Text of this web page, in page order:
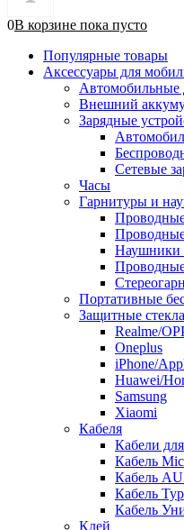
0В корзине пока пусто
Популярные товары
Аксессуары для
Автомобильные
Внешний
Зарядные
Сетевые
Часы
Гарнитуры и
Наушники
Портативные
Защитные стекла
Realme/
Oneplus
iPhone/
Huawei/
Samsung
Xiaomi
Кабеля
Кабели
Кабель
Кабель
Кабель
Кабель
Клей